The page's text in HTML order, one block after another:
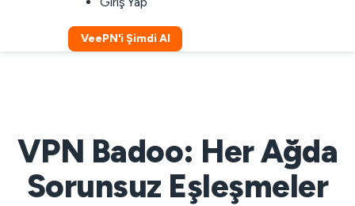
VeePN'i Şimdi Al
VPN Badoo: Her Ağda
Sorunsuz Eşleşmeler